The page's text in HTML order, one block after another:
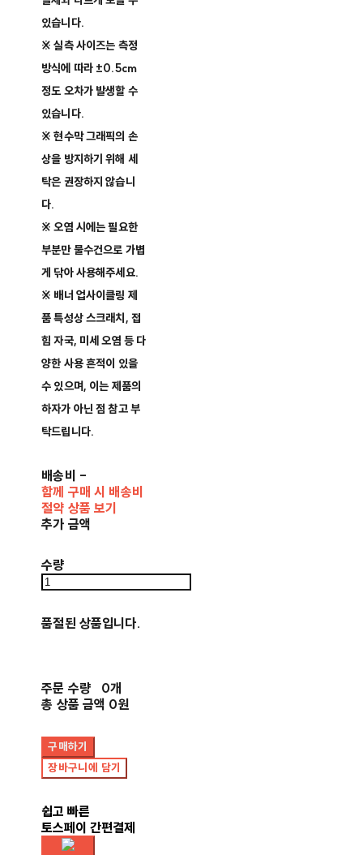
있습니다.
※ 실측 사이즈는 측정
방식에 따라 ±0.5cm
정도 오차가 발생할 수
있습니다.
※ 현수막 그래픽의 손
상을 방지하기 위해 세
탁은 권장하지 않습니
다.
※ 오염 시에는 필요한
부분만 물수건으로 가볍
게 닦아 사용해주세요.
※ 배너 업사이클링 제
품 특성상 스크래치, 접
힘 자국, 미세 오염 등 다
양한 사용 흔적이 있을
수 있으며, 이는 제품의
하자가 아닌 점 참고 부
탁드립니다.
배송비 -
함께 구매 시 배송비
절약 상품 보기
추가 금액
수량
품절된 상품입니다.
주문 수량
0개
총 상품 금액 0원
구매하기
장바구니에 담기
쉽고 빠른
토스페이 간편결제